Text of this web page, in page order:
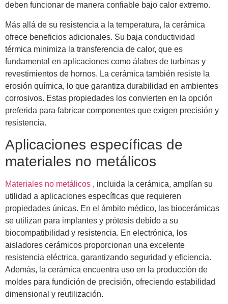
deben funcionar de manera confiable bajo calor extremo.
Más allá de su resistencia a la temperatura, la cerámica
ofrece beneficios adicionales. Su baja conductividad
térmica minimiza la transferencia de calor, que es
fundamental en aplicaciones como álabes de turbinas y
revestimientos de hornos. La cerámica también resiste la
erosión química, lo que garantiza durabilidad en ambientes
corrosivos. Estas propiedades los convierten en la opción
preferida para fabricar componentes que exigen precisión y
resistencia.
Aplicaciones específicas de
materiales no metálicos
Materiales no metálicos , incluida la cerámica, amplían su
utilidad a aplicaciones específicas que requieren
propiedades únicas. En el ámbito médico, las biocerámicas
se utilizan para implantes y prótesis debido a su
biocompatibilidad y resistencia. En electrónica, los
aisladores cerámicos proporcionan una excelente
resistencia eléctrica, garantizando seguridad y eficiencia.
Además, la cerámica encuentra uso en la producción de
moldes para fundición de precisión, ofreciendo estabilidad
dimensional y reutilización.